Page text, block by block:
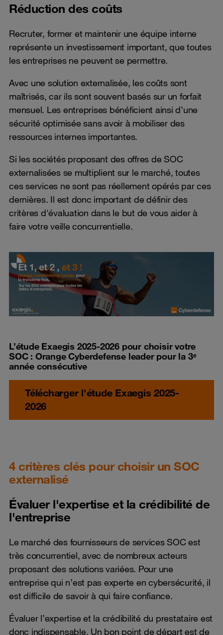
Réduction des coûts
Recruter, former et maintenir une équipe interne
représente un investissement important, que toutes
les entreprises ne peuvent se permettre.
Avec une solution externalisée, les coûts sont
maîtrisés, car ils sont souvent basés sur un forfait
mensuel. Les entreprises bénéficient ainsi d’une
sécurité optimisée sans avoir à mobiliser des
ressources internes importantes.
Si les sociétés proposant des offres de SOC
externalisées se multiplient sur le marché, toutes
ces services ne sont pas réellement opérés par ces
dernières. Il est donc important de définir des
critères d'évaluation dans le but de vous aider à
faire votre veille concurrentielle.
L’étude Exaegis 2025-2026 pour choisir votre
SOC : Orange Cyberdefense leader pour la 3ᵉ
année consécutive
Télécharger l'étude Exaegis 2025-
2026
4 critères clés pour choisir un SOC
externalisé
Évaluer l'expertise et la crédibilité de
l'entreprise
Le marché des fournisseurs de services SOC est
très concurrentiel, avec de nombreux acteurs
proposant des solutions variées. Pour une
entreprise qui n’est pas experte en cybersécurité, il
est difficile de savoir à qui faire confiance.
Évaluer l’expertise et la crédibilité du prestataire est
donc indispensable. Un bon point de départ est de